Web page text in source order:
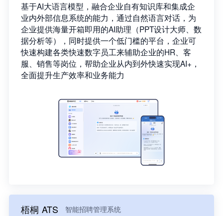
基于AI大语言模型，融合企业自有知识库和集成企
业内外部信息系统的能力，通过自然语言对话，为
企业提供海量开箱即用的AI助理（PPT设计大师、数
据分析等），同时提供一个低门槛的平台，企业可
快速构建各类快速数字员工来辅助企业的HR、客
服、销售等岗位，帮助企业从内到外快速实现AI+，
全面提升生产效率和业务能力
梧桐 ATS 智能招聘管理系统